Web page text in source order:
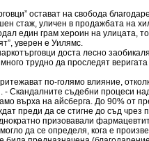
остават на свобода
стаж, уличен в продажбата на
един грам хероин на улицата,
уверен е Уилямс.
доста лесно
трудно да проследят
по-голямо влияние,
- Скандалните съдебни процеси
върха на айсберга. До 90% от
преди да се стигне до съд чрез
призовавали
да се определя, кога е